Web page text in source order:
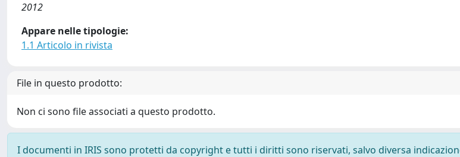
2012
Appare nelle tipologie:
1.1 Articolo in rivista
File in questo prodotto:
Non ci sono file associati a questo prodotto.
I documenti in IRIS sono protetti da copyright e tutti i diritti sono riservati, salvo diversa